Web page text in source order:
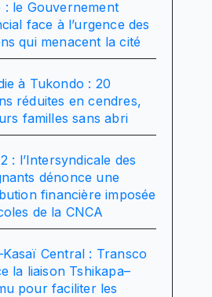
: le Gouvernement
face à l’urgence des
qui menacent la cité
à Tukondo : 20
réduites en cendres,
familles sans abri
: l’Intersyndicale des
dénonce une
financière imposée
de la CNCA
Central : Transco
la liaison Tshikapa–
pour faciliter les